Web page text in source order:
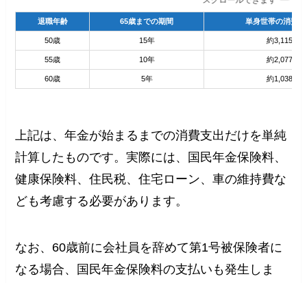
退職年齢 65歳までの期間 単身世帯の消費
50歳 15年 約3,115万円
55歳 10年 約2,077万円
60歳 5年 約1,038万円
上記は、年金が始まるまでの消費支出だけを単純
計算したものです。実際には、国民年金保険料、
健康保険料、住民税、住宅ローン、車の維持費な
ども考慮する必要があります。
なお、60歳前に会社員を辞めて第1号被保険者に
なる場合、国民年金保険料の支払いも発生しま